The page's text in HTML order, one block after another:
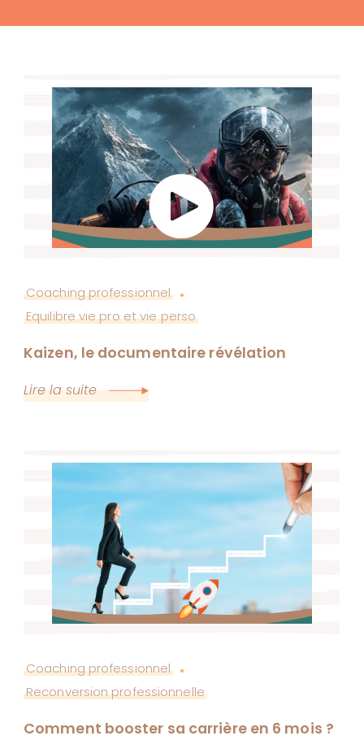
Coaching professionnel
Equilibre vie pro et vie perso
Kaizen, le documentaire révélation
Lire la suite
Coaching professionnel
Reconversion professionnelle
Comment booster sa carrière en 6 mois ?